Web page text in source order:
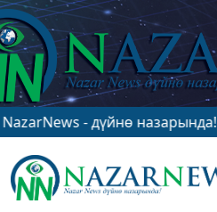
- дүйнө назарында!